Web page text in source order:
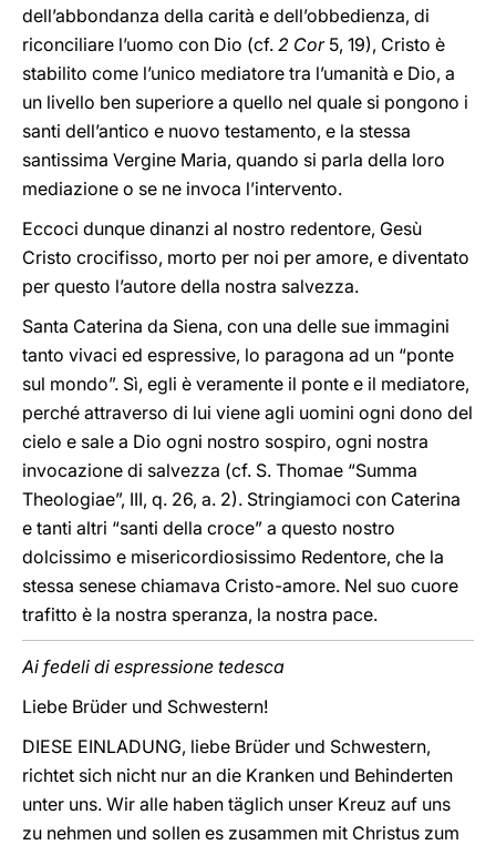
dell’abbondanza della carità e dell’obbedienza, di
riconciliare l’uomo con Dio (cf. 2 Cor5, 19), Cristo è
stabilito come l’unico mediatore tra l’umanità e Dio, a
un livello ben superiore a quello nel quale si pongono i
santi dell’antico e nuovo testamento, e la stessa
santissima Vergine Maria, quando si parla della loro
mediazione o se ne invoca l’intervento.
Eccoci dunque dinanzi al nostro redentore, Gesù
Cristo crocifisso, morto per noi per amore, e diventato
per questo l’autore della nostra salvezza.
Santa Caterina da Siena, con una delle sue immagini
tanto vivaci ed espressive, lo paragona ad un “ponte
sul mondo”. Sì, egli è veramente il ponte e il mediatore,
perché attraverso di lui viene agli uomini ogni dono del
cielo e sale a Dio ogni nostro sospiro, ogni nostra
invocazione di salvezza (cf. S. Thomae “Summa
Theologiae”, III, q. 26, a. 2). Stringiamoci con Caterina
e tanti altri “santi della croce” a questo nostro
dolcissimo e misericordiosissimo Redentore, che la
stessa senese chiamava Cristo-amore. Nel suo cuore
trafitto è la nostra speranza, la nostra pace.
Ai fedeli di espressione tedesca
Liebe Brüder und Schwestern!
DIESE EINLADUNG, liebe Brüder und Schwestern,
richtet sich nicht nur an die Kranken und Behinderten
unter uns. Wir alle haben täglich unser Kreuz auf uns
zu nehmen und sollen es zusammen mit Christus zum